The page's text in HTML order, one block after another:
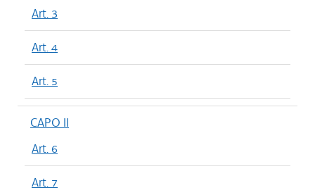
Art. 3
Art. 4
Art. 5
CAPO II
Art. 6
Art. 7